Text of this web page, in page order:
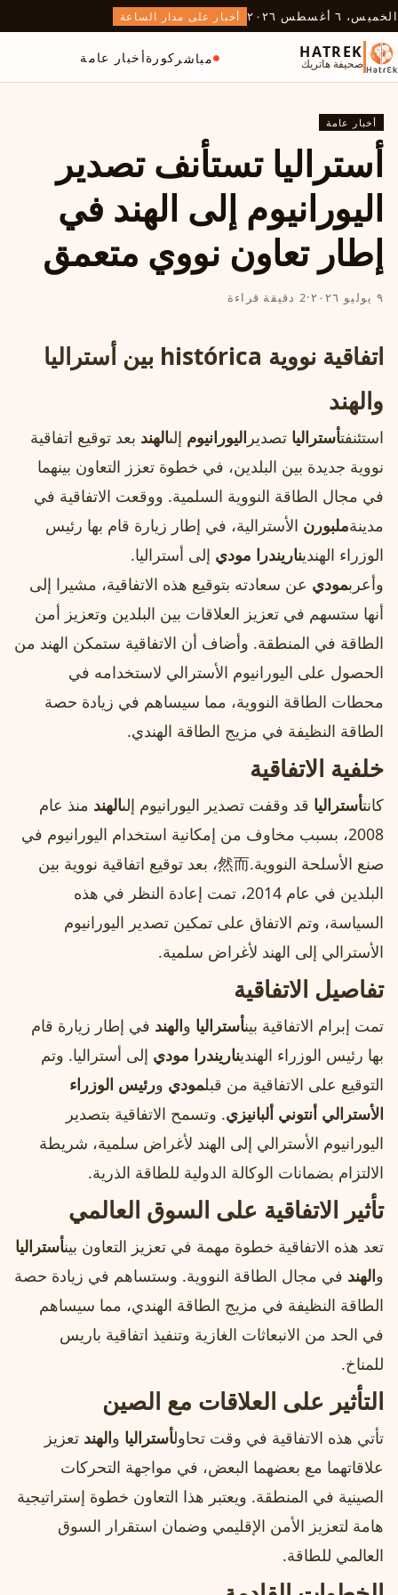
الخميس، ٦ أغسطس ٢٠٢٦ أخبار على مدار الساعة
HATREK
صحيفة هاتريك مباشر كورةأخبار عامة
أخبار عامة
أستراليا تستأنف تصدير
اليورانيوم إلى الهند في
إطار تعاون نووي متعمق
٩ يوليو ٢٠٢٦ ·2 دقيقة قراءة
اتفاقية نووية histórica بين أستراليا
والهند
استئنفتأستراليا تصدير اليورانيوم إلىالهند بعد توقيع اتفاقية
نووية جديدة بين البلدين، في خطوة تعزز التعاون بينهما
في مجال الطاقة النووية السلمية. ووقعت الاتفاقية في
مدينةملبورن الأسترالية، في إطار زيارة قام بها رئيس
الوزراء الهنديناريندرا مودي إلى أستراليا.
وأعربمودي عن سعادته بتوقيع هذه الاتفاقية، مشيرا إلى
أنها ستسهم في تعزيز العلاقات بين البلدين وتعزيز أمن
الطاقة في المنطقة. وأضاف أن الاتفاقية ستمكن الهند من
الحصول على اليورانيوم الأسترالي لاستخدامه في
محطات الطاقة النووية، مما سيساهم في زيادة حصة
الطاقة النظيفة في مزيج الطاقة الهندي.
خلفية الاتفاقية
كانتأستراليا قد وقفت تصدير اليورانيوم إلىالهند منذ عام
2008، بسبب مخاوف من إمكانية استخدام اليورانيوم في
صنع الأسلحة النووية.然而، بعد توقيع اتفاقية نووية بين
البلدين في عام 2014، تمت إعادة النظر في هذه
السياسة، وتم الاتفاق على تمكين تصدير اليورانيوم
الأسترالي إلى الهند لأغراض سلمية.
تفاصيل الاتفاقية
تمت إبرام الاتفاقية بينأستراليا والهند في إطار زيارة قام
بها رئيس الوزراء الهنديناريندرا مودي إلى أستراليا. وتم
التوقيع على الاتفاقية من قبلمودي ورئيس الوزراء
الأسترالي أنتوني ألبانيزي. وتسمح الاتفاقية بتصدير
اليورانيوم الأسترالي إلى الهند لأغراض سلمية، شريطة
الالتزام بضمانات الوكالة الدولية للطاقة الذرية.
تأثير الاتفاقية على السوق العالمي
تعد هذه الاتفاقية خطوة مهمة في تعزيز التعاون بينأستراليا
والهند في مجال الطاقة النووية. وستساهم في زيادة حصة
الطاقة النظيفة في مزيج الطاقة الهندي، مما سيساهم
في الحد من الانبعاثات الغازية وتنفيذ اتفاقية باريس
للمناخ.
التأثير على العلاقات مع الصين
تأتي هذه الاتفاقية في وقت تحاولأستراليا والهند تعزيز
علاقاتهما مع بعضهما البعض، في مواجهة التحركات
الصينية في المنطقة. ويعتبر هذا التعاون خطوة إستراتيجية
هامة لتعزيز الأمن الإقليمي وضمان استقرار السوق
العالمي للطاقة.